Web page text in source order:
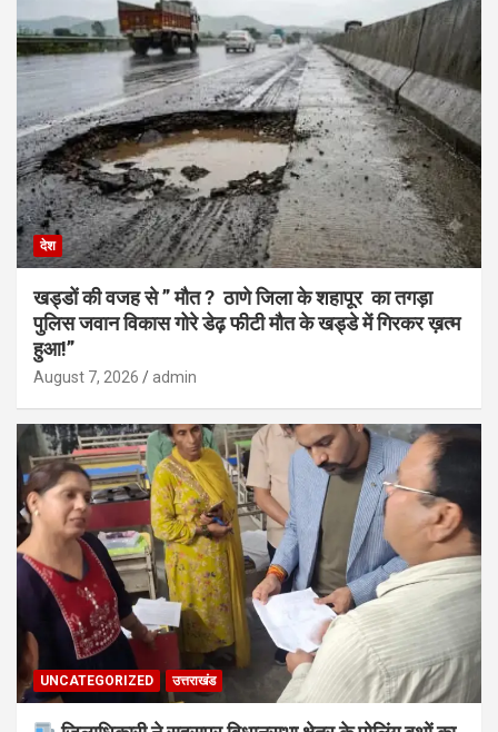
देश
खड्डों की वजह से ” मौत ? ठाणे जिला के शहापूर का तगड़ा
पुलिस जवान विकास गोरे डेढ़ फीटी मौत के खड्डे में गिरकर ख़त्म
हुआ!”
August 7, 2026 admin
UNCATEGORIZED उत्तराखंड